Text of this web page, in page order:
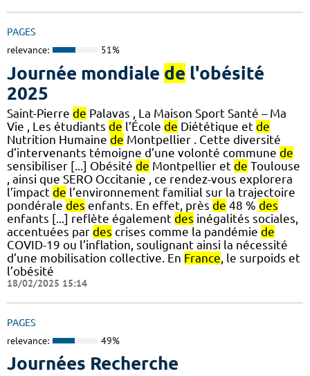
PAGES
relevance: 51%
Journée mondiale de l'obésité
2025
Saint-Pierre de Palavas , La Maison Sport Santé – Ma
Vie , Les étudiants de l’École de Diététique et de
Nutrition Humaine de Montpellier . Cette diversité
d’intervenants témoigne d’une volonté commune de
sensibiliser [...] Obésité de Montpellier et de Toulouse
, ainsi que SERO Occitanie , ce rendez-vous explorera
l’impact de l’environnement familial sur la trajectoire
pondérale des enfants. En effet, près de 48 % des
enfants [...] reflète également des inégalités sociales,
accentuées par des crises comme la pandémie de
COVID-19 ou l’inflation, soulignant ainsi la nécessité
d’une mobilisation collective. En France, le surpoids et
l’obésité
18/02/2025 15:14
PAGES
relevance: 49%
Journées Recherche